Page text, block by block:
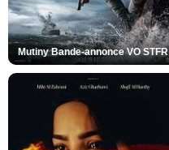
Mutiny Bande-annonce VO STFR